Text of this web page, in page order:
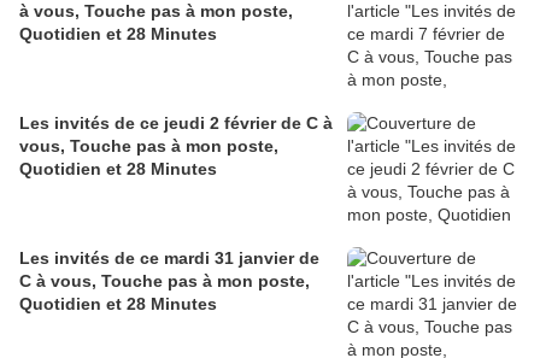
à vous, Touche pas à mon poste,
Quotidien et 28 Minutes
Les invités de ce jeudi 2 février de C à
vous, Touche pas à mon poste,
Quotidien et 28 Minutes
Les invités de ce mardi 31 janvier de
C à vous, Touche pas à mon poste,
Quotidien et 28 Minutes